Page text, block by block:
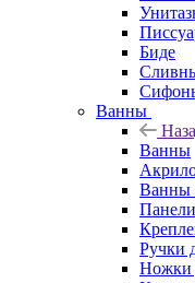
Биде
Ванны
Ванны
Ванны
Ручки
Ножки